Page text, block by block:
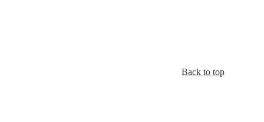
Back to top